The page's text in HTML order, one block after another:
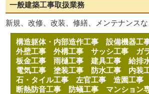
一般建築工事取扱業務
新規、改修、改装、修繕、メンテナンスな
構造躯体・内部造作工事設備機器工
外壁工事外構工事サッシ工事 ガ
板金工事雨樋工事建具工事給排
電気工事塗装工事 防水工事 内
石・タイル工事左官工事造園工事
断熱防音工事
防蟻工事 マンション